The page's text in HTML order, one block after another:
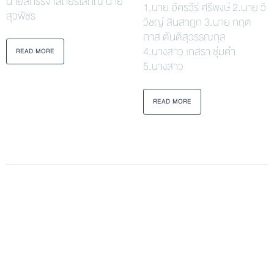
สุวพัชร
READ MORE
1.นาย อัครวีร์ ศรีพงษ์ 2.นาย วิ
วิชญ์ สินสาฎก 3.นาย กฤต
ภาส ตันติสุวรรณกุล
4.นางสาว เกสรา ชุ่มคำ
5.นางสาว
READ MORE